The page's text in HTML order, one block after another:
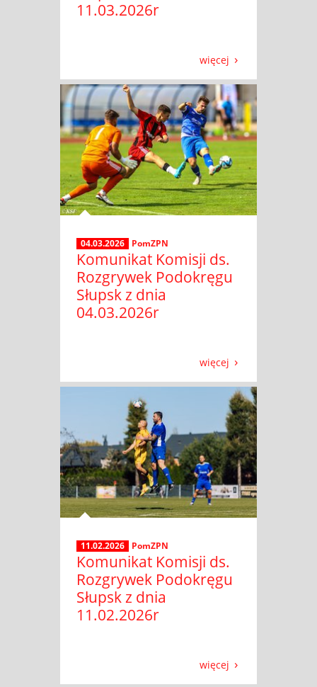
11.03.2026r
więcej
04.03.2026 PomZPN
Komunikat Komisji ds.
Rozgrywek Podokręgu
Słupsk z dnia
04.03.2026r
więcej
11.02.2026 PomZPN
Komunikat Komisji ds.
Rozgrywek Podokręgu
Słupsk z dnia
11.02.2026r
więcej